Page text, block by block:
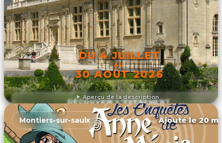
Aperçu de la description
DU 4 JUILLET
AU
30 AOÛT 2026
DÉCOUVRIR L'ÉVÉNEMENT
Montiers-sur-saulx Ajouté le 20